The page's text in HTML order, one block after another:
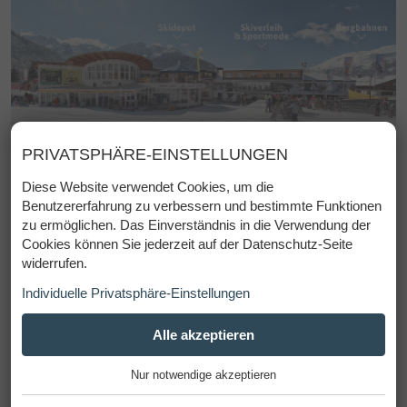
PRIVATSPHÄRE-EINSTELLUNGEN
Diese Website verwendet Cookies, um die
Benutzererfahrung zu verbessern und bestimmte Funktionen
zu ermöglichen. Das Einverständnis in die Verwendung der
Cookies können Sie jederzeit auf der Datenschutz-Seite
widerrufen.
Individuelle Privatsphäre-Einstellungen
Diese Cookies werden für einen reibungslosen Betrieb
Alle akzeptieren
Nur notwendige akzeptieren